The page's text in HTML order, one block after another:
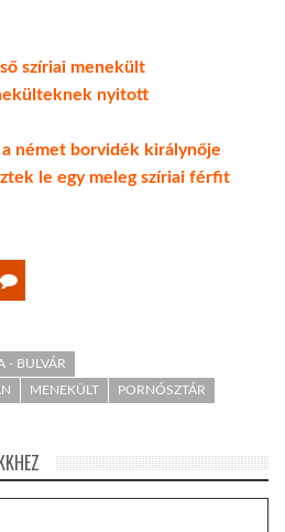
szíriai menekült
nyitott
német borvidék királynője
le egy meleg szíriai férfit
- BULVÁR
MENEKÜLT
PORNÓSZTÁR